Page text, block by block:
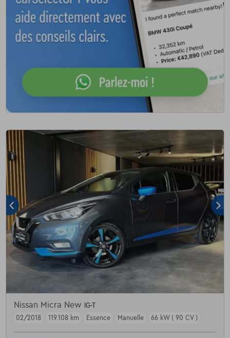
Nissan Micra New
IG-T
02/2018
119.108 km Essence Manuelle 66 kW ( 90 CV )